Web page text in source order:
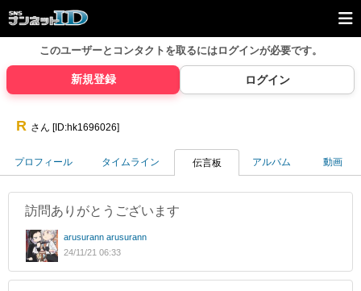
このユーザーとコンタクトを取るにはログインが必要です。
新規登録 ログイン
R さん [ID:hk1696026]
プロフィール タイムライン 伝言板 アルバム 動画
訪問ありがとうございます
arusurann arusurann
24/11/21 06:33